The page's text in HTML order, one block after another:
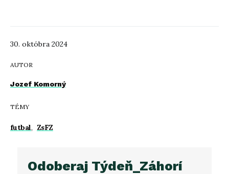
30. októbra 2024
AUTOR
Jozef Komorný
TÉMY
futbal, ZsFZ
Odoberaj Týdeň_Záhorí